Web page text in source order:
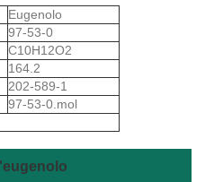
Eugenolo
97-53-0
C10H12O2
164.2
202-589-1
97-53-0.mol